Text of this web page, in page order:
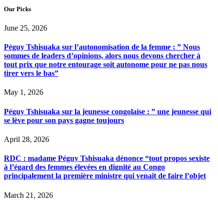
Our Picks
June 25, 2026
Péguy Tshisuaka sur l’autonomisation de la femme : ” Nous
sommes de leaders d’opinions, alors nous devons chercher à
tout prix que notre entourage soit autonome pour ne pas nous
tirer vers le bas”
May 1, 2026
Péguy Tshisuaka sur la jeunesse congolaise : ” une jeunesse qui
se lève pour son pays gagne toujours
April 28, 2026
RDC : madame Péguy Tshisuaka dénonce “tout propos sexiste
à l’égard des femmes élevées en dignité au Congo
principalement la première ministre qui venait de faire l’objet
March 21, 2026